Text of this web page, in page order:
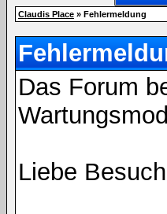
Claudis Place » Fehlermeldung
Das Forum
Liebe